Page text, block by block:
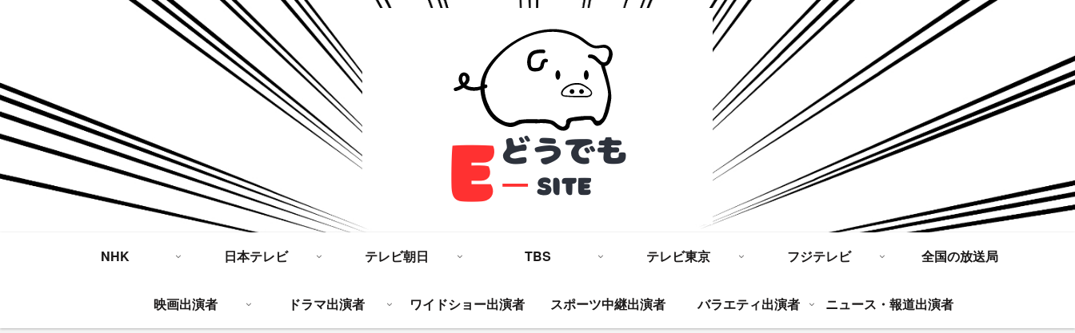
NHK 日本テレビ テレビ朝日 TBS テレビ東京 フジテレビ 全国の放送局
映画出演者 ドラマ出演者 ワイドショー出演者 スポーツ中継出演者 バラエティ出演者 ニュース・報道出演者